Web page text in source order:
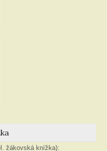
žákovská knížka):